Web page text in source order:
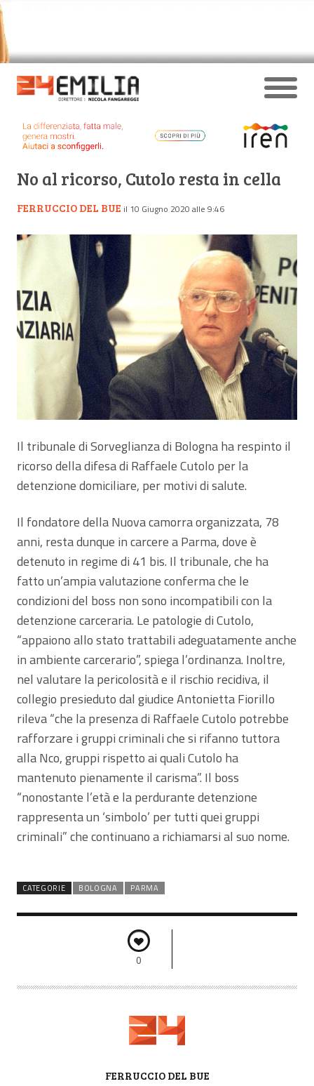
No al ricorso, Cutolo resta in cella
FERRUCCIO DEL BUE il 10 Giugno 2020 alle 9:46
Il tribunale di Sorveglianza di Bologna ha respinto il
ricorso della difesa di Raffaele Cutolo per la
detenzione domiciliare, per motivi di salute.
Il fondatore della Nuova camorra organizzata, 78
anni, resta dunque in carcere a Parma, dove è
detenuto in regime di 41 bis. Il tribunale, che ha
fatto un’ampia valutazione conferma che le
condizioni del boss non sono incompatibili con la
detenzione carceraria. Le patologie di Cutolo,
“appaiono allo stato trattabili adeguatamente anche
in ambiente carcerario”, spiega l’ordinanza. Inoltre,
nel valutare la pericolosità e il rischio recidiva, il
collegio presieduto dal giudice Antonietta Fiorillo
rileva “che la presenza di Raffaele Cutolo potrebbe
rafforzare i gruppi criminali che si rifanno tuttora
alla Nco, gruppi rispetto ai quali Cutolo ha
mantenuto pienamente il carisma”. Il boss
“nonostante l’età e la perdurante detenzione
rappresenta un ‘simbolo’ per tutti quei gruppi
criminali” che continuano a richiamarsi al suo nome.
CATEGORIE BOLOGNA PARMA
0
FERRUCCIO DEL BUE